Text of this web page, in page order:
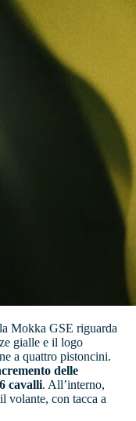
Mokka GSE riguarda
gialle e il logo
a quattro pistoncini.
delle
cavalli. All’interno,
volante, con tacca a